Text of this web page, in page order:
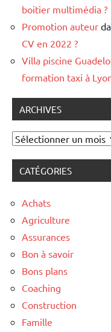
boitier multimédia ?
Promotion auteur
CV en 2022 ?
Villa piscine
formation taxi à
ARCHIVES
Archives
CATÉGORIES
Achats
Agriculture
Assurances
Bon à savoir
Bons plans
Coaching
Construction
Famille